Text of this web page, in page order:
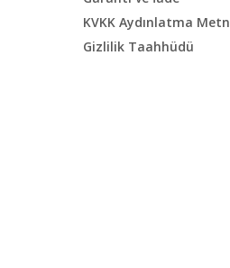
KVKK Aydınlatma
Gizlilik Taahhüdü